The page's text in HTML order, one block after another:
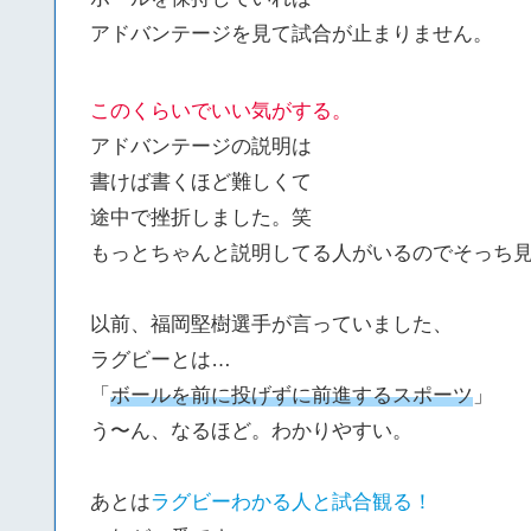
アドバンテージを見て試合が止まりません。
このくらいでいい気がする。
アドバンテージの説明は
書けば書くほど難しくて
途中で挫折しました。笑
もっとちゃんと説明してる人がいるのでそっち
以前、福岡堅樹選手が言っていました、
ラグビーとは…
「 ボールを前に投げずに前進するスポーツ 」
う〜ん、なるほど。わかりやすい。
あとはラグビーわかる人と試合観る！